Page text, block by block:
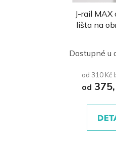
J-rail MAX
lišta na
Dostupné u
od 310 Kč
od